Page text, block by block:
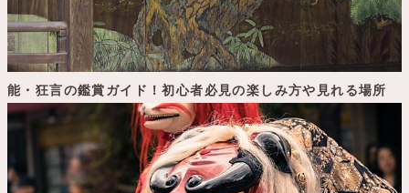
能・狂言の鑑賞ガイド！初心者必見の楽しみ方や見れる場所